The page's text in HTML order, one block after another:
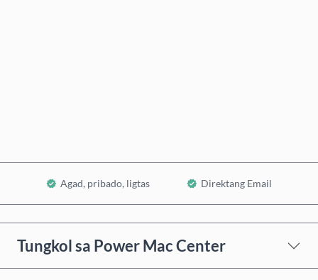
Agad, pribado, ligtas Direktang Email
Tungkol sa Power Mac Center